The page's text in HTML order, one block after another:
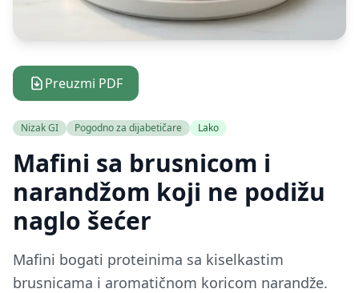
Preuzmi PDF
Nizak GI Pogodno za dijabetičare Lako
Mafini sa brusnicom i
narandžom koji ne podižu
naglo šećer
Mafini bogati proteinima sa kiselkastim
brusnicama i aromatičnom koricom narandže.